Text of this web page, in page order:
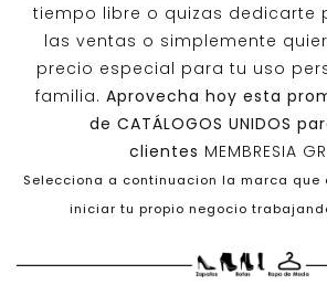
tiempo libre o quizas dedicarte
las ventas o simplemente
precio especial para tu uso
familia. Aprovecha hoy esta
de CATÁLOGOS UNIDOS
clientes MEMBRESIA
Selecciona a continuacion la marca que
iniciar tu propio negocio